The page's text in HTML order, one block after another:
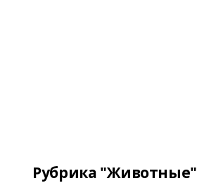
Рубрика "Животные"